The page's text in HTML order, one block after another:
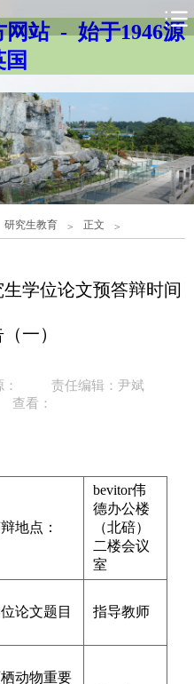
网站 - 始于1946源
国
研究生教育 > 正文 >
学位论文预答辩时间
一）
责任编辑：尹斌
查看：
地点：
bevitor伟
德办公楼
（北碚）
二楼会议
室
论文题目 指导教师
动物重要